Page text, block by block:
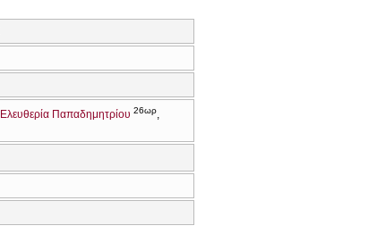
Ελευθερία Παπαδημητρίου 26ωρ